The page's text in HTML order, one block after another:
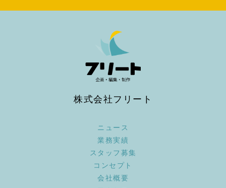
株式会社フリート
ニュース
業務実績
スタッフ募集
コンセプト
会社概要